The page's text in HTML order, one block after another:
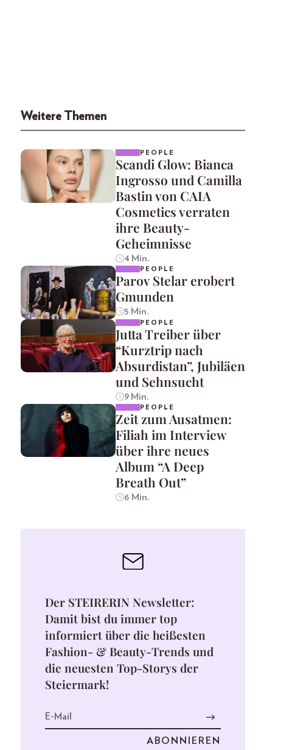
Weitere Themen
PEOPLE
Scandi Glow: Bianca
Ingrosso und Camilla
Bastin von CAIA
Cosmetics verraten
ihre Beauty-
Geheimnisse
4 Min.
PEOPLE
Parov Stelar erobert
Gmunden
5 Min.
PEOPLE
Jutta Treiber über
“Kurztrip nach
Absurdistan”, Jubiläen
und Sehnsucht
9 Min.
PEOPLE
Zeit zum Ausatmen:
Filiah im Interview
über ihre neues
Album “A Deep
Breath Out”
6 Min.
Der STEIRERIN Newsletter:
Damit bist du immer top
informiert über die heißesten
Fashion- & Beauty-Trends und
die neuesten Top-Storys der
Steiermark!